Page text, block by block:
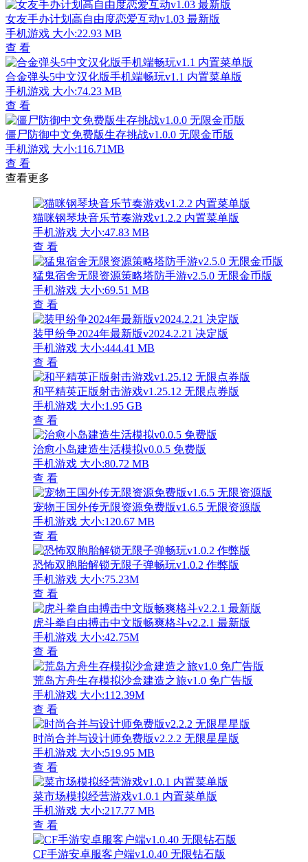
女友手办计划高自由度恋爱互动v1.03 最新版
手机游戏 大小:22.93 MB
查 看
合金弹头5中文汉化版手机端畅玩v1.1 内置菜单版
手机游戏 大小:74.23 MB
查 看
僵尸防御中文免费版生存挑战v1.0.0 无限金币版
手机游戏 大小:116.71MB
查 看
查看更多
猫咪钢琴块音乐节奏游戏v1.2.2 内置菜单版
手机游戏 大小:47.83 MB
查 看
猛鬼宿舍无限资源策略塔防手游v2.5.0 无限金币版
手机游戏 大小:69.51 MB
查 看
装甲纷争2024年最新版v2024.2.21 决定版
手机游戏 大小:444.41 MB
查 看
和平精英正版射击游戏v1.25.12 无限点券版
手机游戏 大小:1.95 GB
查 看
治愈小岛建造生活模拟v0.0.5 免费版
手机游戏 大小:80.72 MB
查 看
宠物王国外传无限资源免费版v1.6.5 无限资源版
手机游戏 大小:120.67 MB
查 看
恐怖双胞胎解锁无限子弹畅玩v1.0.2 作弊版
手机游戏 大小:75.23M
查 看
虎斗拳自由搏击中文版畅爽格斗v2.2.1 最新版
手机游戏 大小:42.75M
查 看
荒岛方舟生存模拟沙盒建造之旅v1.0 免广告版
手机游戏 大小:112.39M
查 看
时尚合并与设计师免费版v2.2.2 无限星星版
手机游戏 大小:519.95 MB
查 看
菜市场模拟经营游戏v1.0.1 内置菜单版
手机游戏 大小:217.77 MB
查 看
CF手游安卓服客户端v1.0.40 无限钻石版